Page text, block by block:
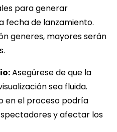
para generar
fecha de lanzamiento.
generes, mayores serán
Asegúrese de que la
sea fluida.
en el proceso podría
y afectar los